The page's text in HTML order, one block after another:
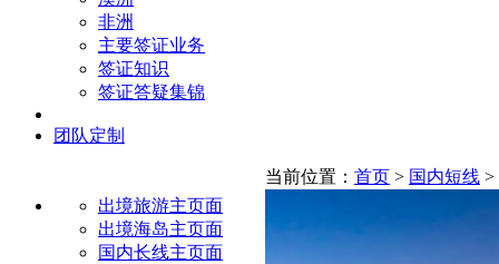
非洲
主要签证业务
签证知识
签证答疑集锦
团队定制
出境旅游主页面
出境海岛主页面
国内长线主页面
当前位置： 首页 > 国内短线 >